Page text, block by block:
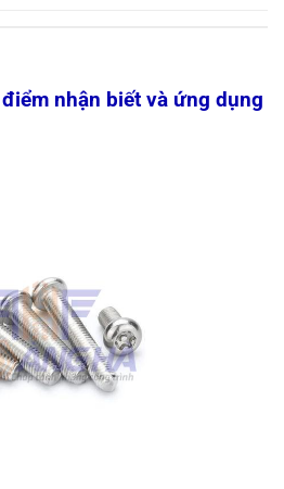
nhận biết và ứng dụng